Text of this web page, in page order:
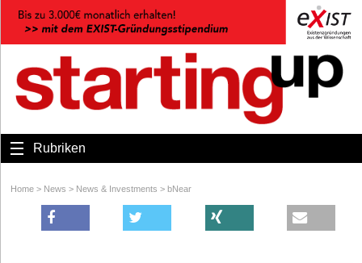
Rubriken
Home > News > News & Investments > bNear